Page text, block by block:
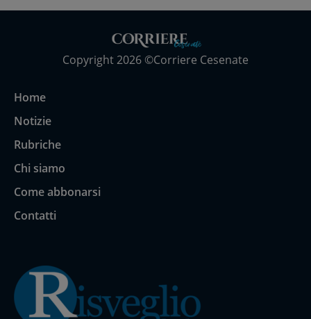
Copyright 2026 ©Corriere Cesenate
Home
Notizie
Rubriche
Chi siamo
Come abbonarsi
Contatti